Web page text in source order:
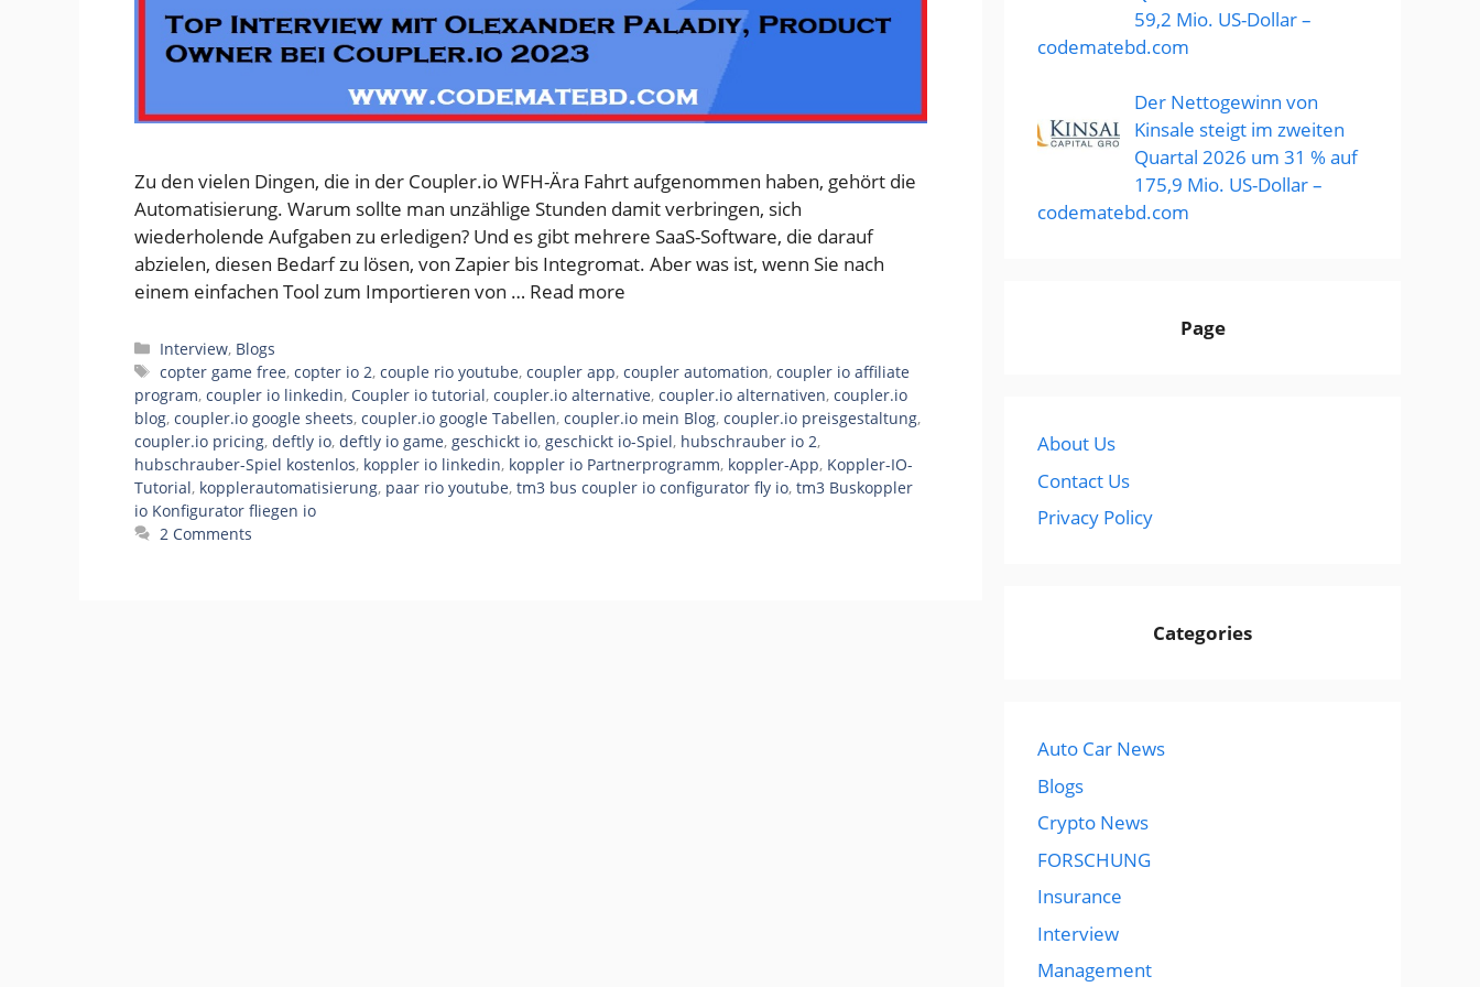
Zu den vielen Dingen, die in der Coupler.io WFH-Ära Fahrt aufgenommen haben, gehört die
Automatisierung. Warum sollte man unzählige Stunden damit verbringen, sich
wiederholende Aufgaben zu erledigen? Und es gibt mehrere SaaS-Software, die darauf
abzielen, diesen Bedarf zu lösen, von Zapier bis Integromat. Aber was ist, wenn Sie nach
einem einfachen Tool zum Importieren von … Read more
Categories
Interview, Blogs
Tags
copter game free,copter io 2,couple rio youtube,coupler app,coupler automation,coupler io affiliate
program, coupler io linkedin, Coupler io tutorial, coupler.io alternative, coupler.io alternativen, coupler.io
blog, coupler.io google sheets, coupler.io google Tabellen, coupler.io mein Blog, coupler.io preisgestaltung,
coupler.io pricing, deftly io, deftly io game, geschickt io, geschickt io-Spiel, hubschrauber io 2,
hubschrauber-Spiel kostenlos, koppler io linkedin, koppler io Partnerprogramm, koppler-App, Koppler-IO-
Tutorial, kopplerautomatisierung, paar rio youtube, tm3 bus coupler io configurator fly io, tm3 Buskoppler
io Konfigurator fliegen io
2 Comments
59,2 Mio. US-Dollar –
codematebd.com
Der Nettogewinn von
Kinsale steigt im zweiten
Quartal 2026 um 31 % auf
175,9 Mio. US-Dollar –
codematebd.com
Page
About Us
Contact Us
Privacy Policy
Categories
Auto Car News
Blogs
Crypto News
FORSCHUNG
Insurance
Interview
Management